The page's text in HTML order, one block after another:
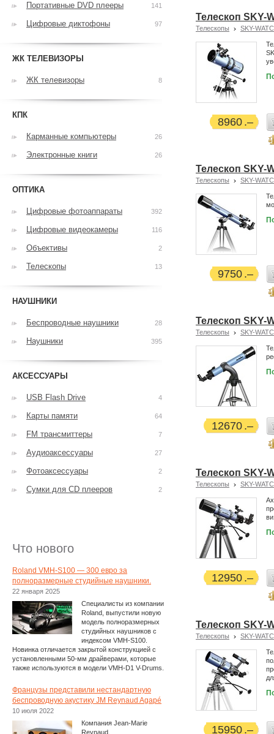
Телескоп SKY-
Телескопы SKY-
8960
Телескоп SKY-
Телескопы SKY-
9750
Телескоп SKY-
Телескопы SKY-
12670
Телескоп SKY-
Телескопы SKY-
12950
Телескоп SKY-
Телескопы SKY-
15950
Портативные DVD плееры 141
Цифровые диктофоны 97
ЖК ТЕЛЕВИЗОРЫ
ЖК телевизоры 8
КПК
Карманные компьютеры 26
Электронные книги 26
ОПТИКА
Цифровые фотоаппараты 392
Цифровые видеокамеры 116
Объективы 2
Телескопы 13
НАУШНИКИ
Беспроводные наушники 28
Наушники 395
АКСЕССУАРЫ
USB Flash Drive 4
Карты памяти 64
FM трансмиттеры 7
Аудиоаксессуары 27
Фотоаксессуары 2
Сумки для CD плееров 2
Что нового
Roland VMH-S100 — 300 евро за
полноразмерные студийные наушники.
22 января 2025
Специалисты из компании
Roland, выпустили новую
модель полноразмерных
студийных наушников с
индексом VMH-S100.
Новинка отличается закрытой конструкцией с
установленными 50-мм драйверами, которые
также используются в модели VMH-D1 V-Drums.
Французы представили нестандартную
беспроводную акустику JM Reynaud Agapé
10 июля 2022
Компания Jean-Marie
Reynaud,